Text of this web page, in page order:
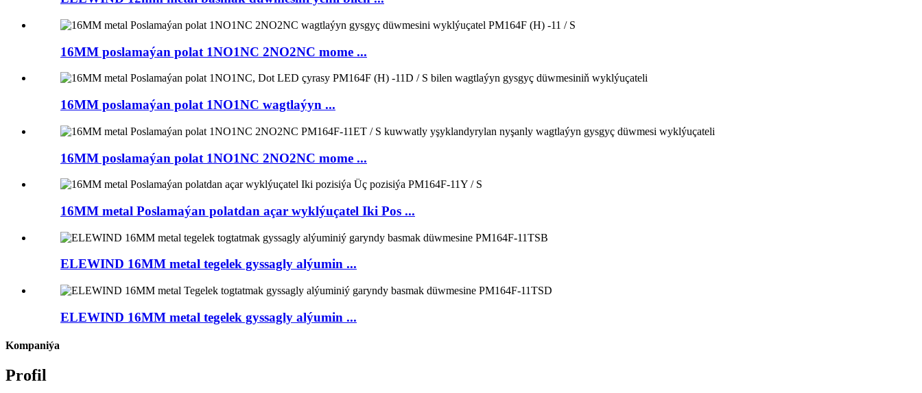
16MM poslamaýan polat 1NO1NC 2NO2NC mome ...
16MM poslamaýan polat 1NO1NC wagtlaýyn ...
16MM poslamaýan polat 1NO1NC 2NO2NC mome ...
16MM metal Poslamaýan polatdan açar wyklýuçatel Iki Pos ...
ELEWIND 16MM metal tegelek gyssagly alýumin ...
ELEWIND 16MM metal tegelek gyssagly alýumin ...
Kompaniýa
Profil